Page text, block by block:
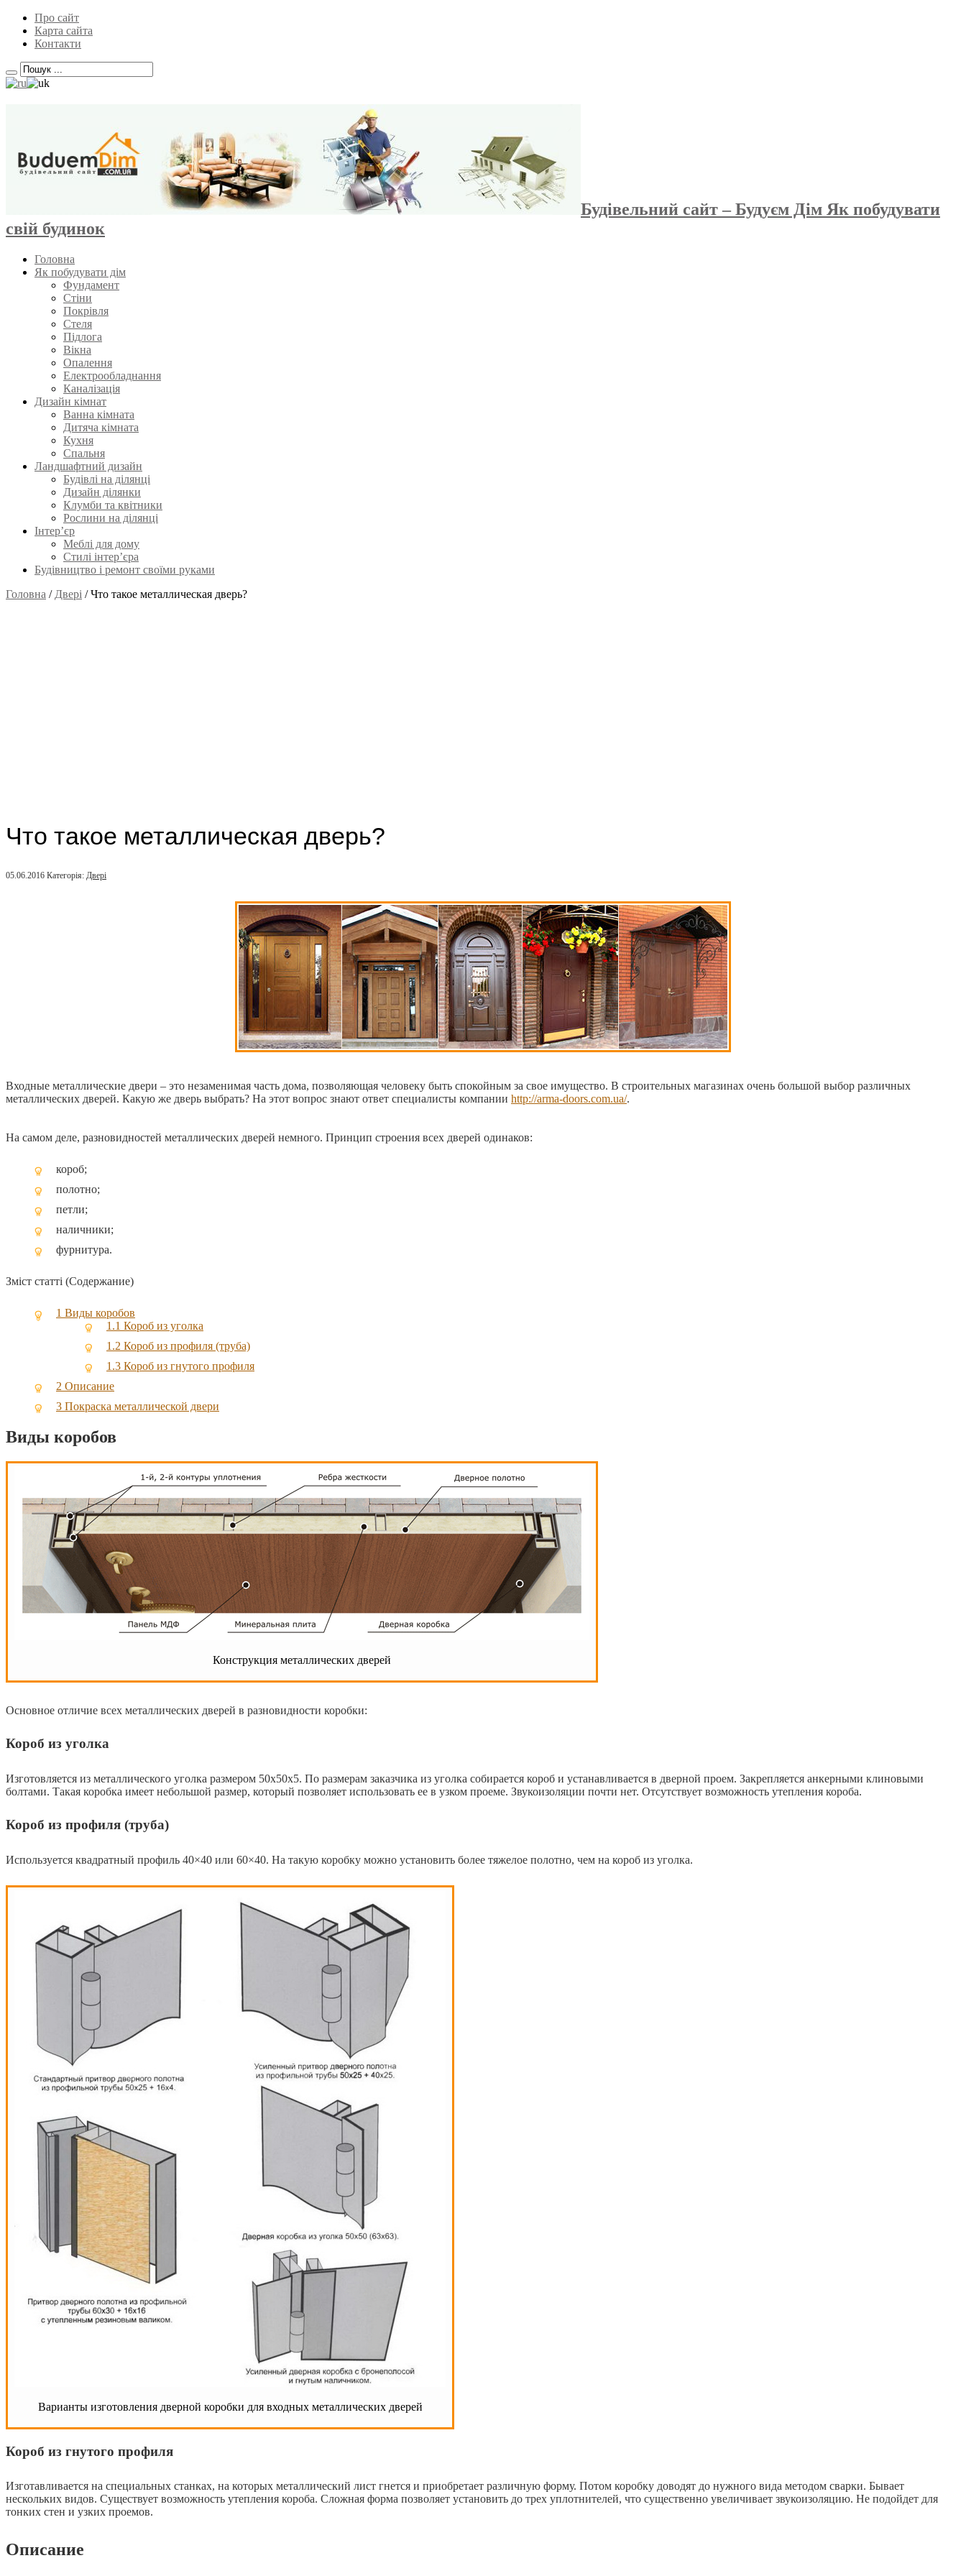
Про сайт
Карта сайта
Контакти
Будівельний сайт – Будуєм Дім Як побудувати
свій будинок
Головна
Як побудувати дім
Фундамент
Стіни
Покрівля
Стеля
Підлога
Вікна
Опалення
Електрообладнання
Каналізація
Дизайн кімнат
Ванна кімната
Дитяча кімната
Кухня
Спальня
Ландшафтний дизайн
Будівлі на ділянці
Дизайн ділянки
Клумби та квітники
Рослини на ділянці
Інтер’єр
Меблі для дому
Стилі інтер’єра
Будівництво і ремонт своїми руками
Головна / Двері /Что такое металлическая дверь?
Что такое металлическая дверь?
05.06.2016 Категорія: Двері
Входные металлические двери – это незаменимая часть дома, позволяющая человеку быть спокойным за свое имущество. В строительных магазинах очень большой выбор различных
металлических дверей. Какую же дверь выбрать? На этот вопрос знают ответ специалисты компании http://arma-doors.com.ua/.
На самом деле, разновидностей металлических дверей немного. Принцип строения всех дверей одинаков:
короб;
полотно;
петли;
наличники;
фурнитура.
Зміст статті (Содержание)
1 Виды коробов
1.1 Короб из уголка
1.2 Короб из профиля (труба)
1.3 Короб из гнутого профиля
2 Описание
3 Покраска металлической двери
Виды коробов
Конструкция металлических дверей
Основное отличие всех металлических дверей в разновидности коробки:
Короб из уголка
Изготовляется из металлического уголка размером 50x50x5. По размерам заказчика из уголка собирается короб и устанавливается в дверной проем. Закрепляется анкерными клиновыми
болтами. Такая коробка имеет небольшой размер, который позволяет использовать ее в узком проеме. Звукоизоляции почти нет. Отсутствует возможность утепления короба.
Короб из профиля (труба)
Используется квадратный профиль 40×40 или 60×40. На такую коробку можно установить более тяжелое полотно, чем на короб из уголка.
Варианты изготовления дверной коробки для входных металлических дверей
Короб из гнутого профиля
Изготавливается на специальных станках, на которых металлический лист гнется и приобретает различную форму. Потом коробку доводят до нужного вида методом сварки. Бывает
нескольких видов. Существует возможность утепления короба. Сложная форма позволяет установить до трех уплотнителей, что существенно увеличивает звукоизоляцию. Не подойдет для
тонких стен и узких проемов.
Описание